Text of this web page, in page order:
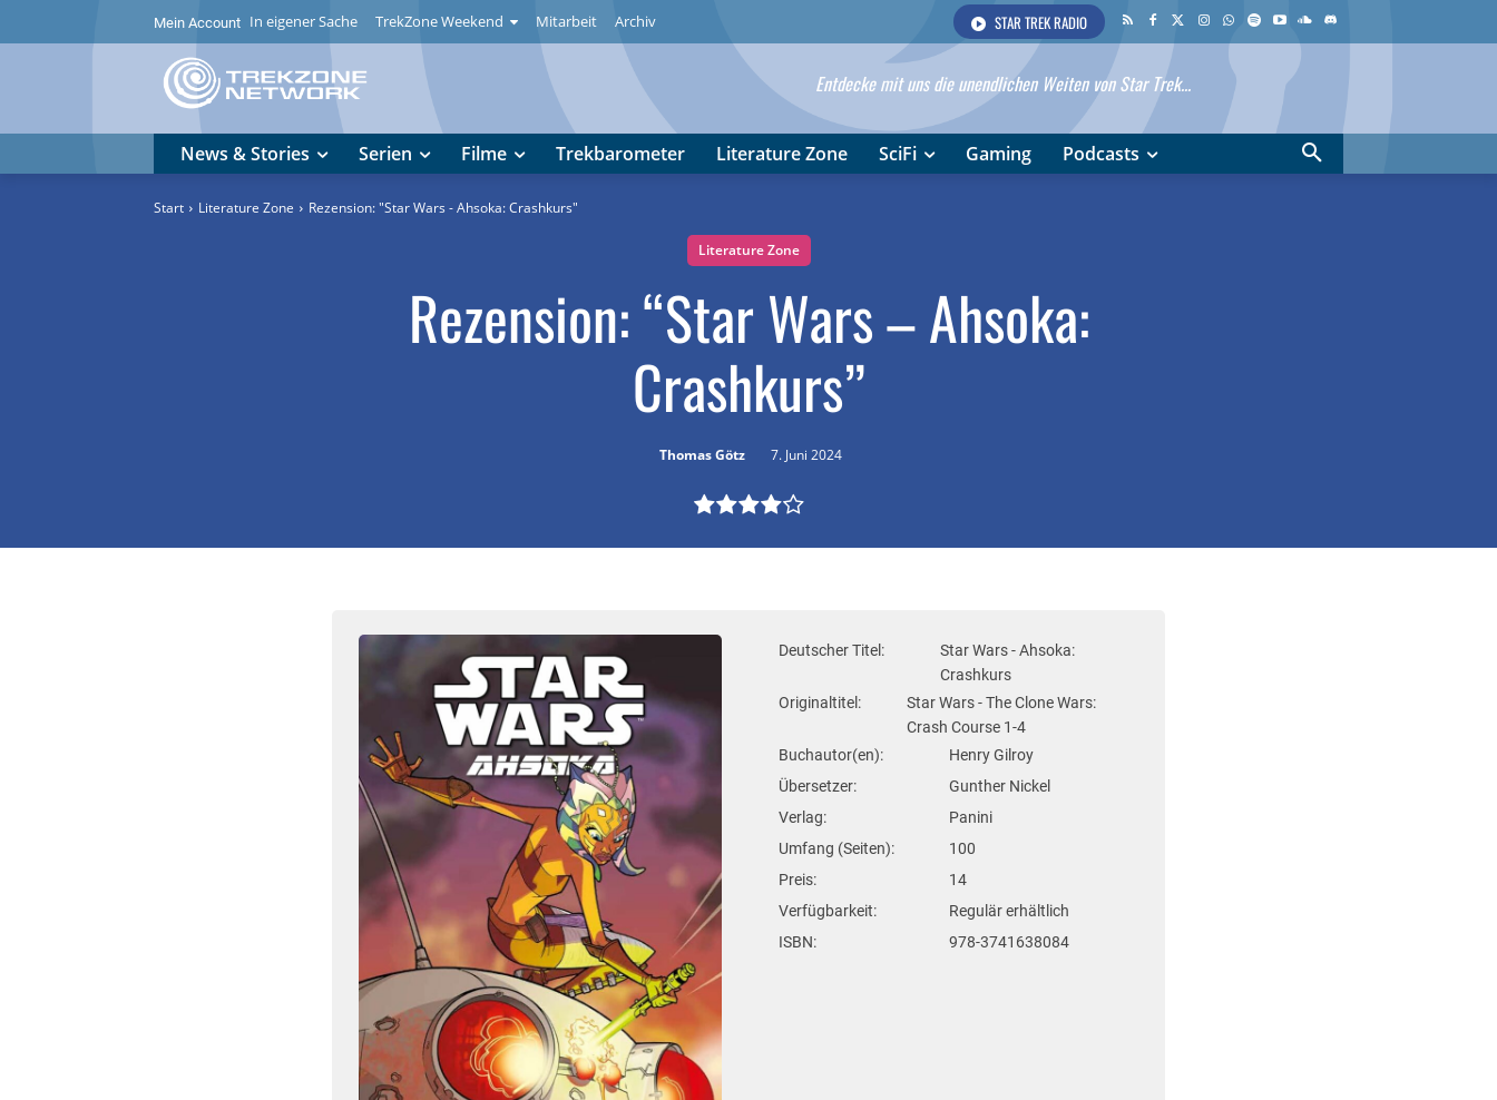
Mein Account In eigener Sache TrekZone Weekend Mitarbeit Archiv STAR TREK RADIO
Entdecke mit uns die unendlichen Weiten von Star Trek...
News & Stories Serien Filme Trekbarometer Literature Zone SciFi Gaming Podcasts
Start Literature Zone Rezension: "Star Wars - Ahsoka: Crashkurs"
Literature Zone
Rezension: “Star Wars – Ahsoka:
Crashkurs”
Thomas Götz 7. Juni 2024
Deutscher Titel:
Star Wars - Ahsoka:
Crashkurs
Originaltitel:
Star Wars - The Clone Wars:
Crash Course 1-4
Buchautor(en):
Henry Gilroy
Übersetzer:
Gunther Nickel
Verlag:
Panini
Umfang (Seiten):
100
Preis:
14
Verfügbarkeit:
Regulär erhältlich
ISBN:
978-3741638084